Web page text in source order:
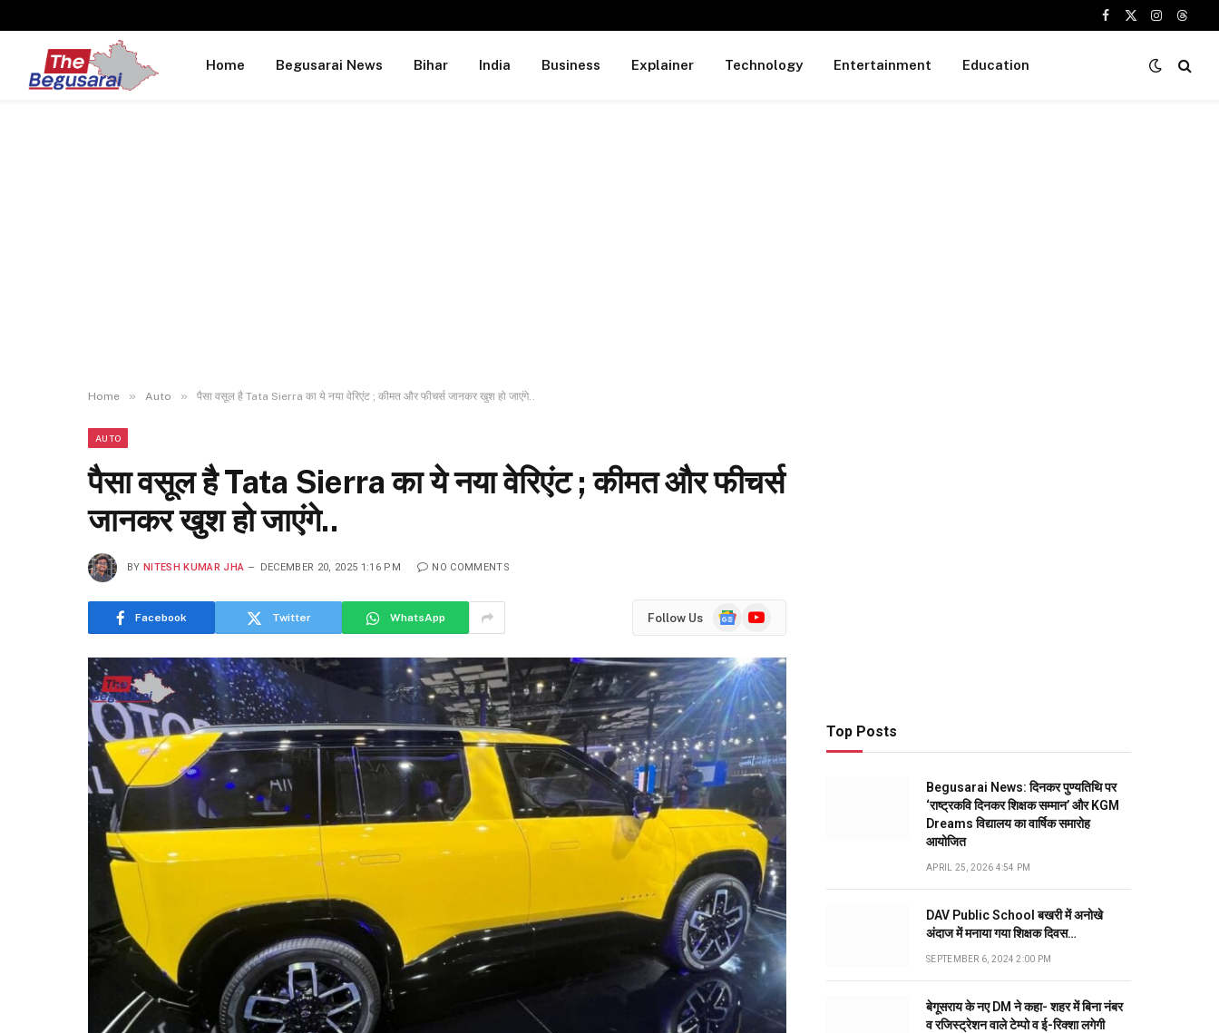
Facebook
X
Instagram
Home Begusarai News Bihar India Business Explainer Technology Entertainment Education
Home » Auto » पैसा वसूल है Tata Sierra का ये नया वेरिएंट ; कीमत और फीचर्स जानकर खुश हो जाएंगे..
AUTO
पैसा वसूल है Tata Sierra का ये नया वेरिएंट ; कीमत और फीचर्स
जानकर खुश हो जाएंगे..
BY NITESH KUMAR JHA DECEMBER 20, 2025 1:16 PM NO COMMENTS
Facebook Twitter WhatsApp Follow Us
GoogleYouTube
Top Posts
Begusarai News: दिनकर पुण्यतिथि पर
‘राष्ट्रकवि दिनकर शिक्षक सम्मान’ और KGM
Dreams विद्यालय का वार्षिक समारोह
आयोजित
APRIL 25, 2026 4:54 PM
DAV Public School बखरी में अनोखे
अंदाज में मनाया गया शिक्षक दिवस…
SEPTEMBER 6, 2024 2:00 PM
बेगूसराय के नए DM ने कहा- शहर में बिना नंबर
व रजिस्ट्रेशन वाले टेम्पो व ई-रिक्शा लगेगी